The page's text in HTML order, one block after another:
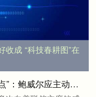
收成 “科技春耕图”在
A策略 著名经济学家“新奇观点”：鲍威尔应主动请辞挽救美联储独立性！